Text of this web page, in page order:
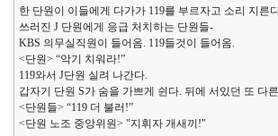
한 단원이 이들에게 다가가 119를 부르자고 소리 지른
쓰러진 J 단원에게 응급 처치하는 단원들-
KBS 의무실직원이 들어옴. 119들것이 들어옴.
<단원> “악기 치워라!”
119와서 J단원 실려 나간다.
갑자기 단원 S가 숨을 가쁘게 쉰다. 뒤에 서있던 또 다
<단원들> “119 더 불러!”
<단원 노조 중앙위원> "지휘자 개새끼!"